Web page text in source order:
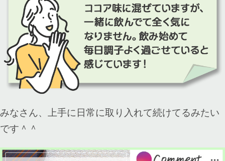
みなさん、上手に日常に取り入れて続けてるみたい
です＾＾